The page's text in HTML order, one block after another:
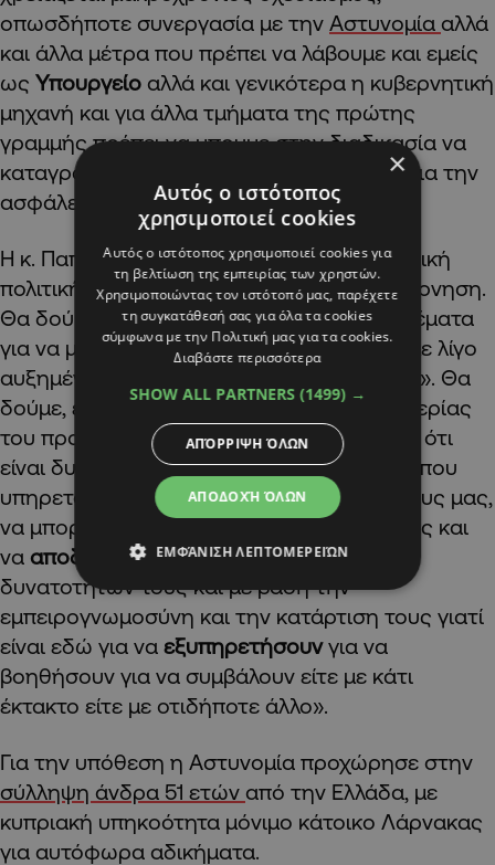
οπωσδήποτε συνεργασία με την Αστυνομία αλλά
και άλλα μέτρα που πρέπει να λάβουμε και εμείς
ως Υπουργείο αλλά και γενικότερα η κυβερνητική
μηχανή και για άλλα τμήματα της πρώτης
γραμμής πρέπει να μπουμε στην διαδικασία να
καταγραφεί ένας συνολικός σχεδιασμός για την
ασφάλεια του προσωπικού», πρόσθεσε.
Η κ. Παπαέλληνασημείωσεπως «η κοινωνική
πολιτική είναι προτεραιότητα για την κυβέρνηση.
Θα δούμε όπως είπαμε συνολικά όλα τα θέματα
για να μην λύσουμε αποσπασματικά κάτι με λίγο
αυξημένες για παράδειγμα ώρες φύλαξης». Θα
δούμε, είπε, «το θέμα ασφάλειας και ευημερίας
του προσωπικού συνολικά και θα κάνουμε ότι
είναι δυνατό για να μπορούν οι άνθρωποι που
υπηρετούν καθημερινά τους συνανθρώπους μας,
να μπορούν να έρχονται στην δουλειά τους και
να αποδίδουνμε βάση το μέγιστο των
δυνατοτήτων τους και με βάση την
εμπειρογνωμοσύνη και την κατάρτιση τους γιατί
είναι εδώ για να εξυπηρετήσουνγια να
βοηθήσουν για να συμβάλουν είτε με κάτι
έκτακτο είτε με οτιδήποτε άλλο».
Για την υπόθεση η Αστυνομία προχώρησε στην
σύλληψη άνδρα 51 ετών από την Ελλάδα, με
κυπριακή υπηκοότητα μόνιμο κάτοικο Λάρνακας
για αυτόφωρα αδικήματα.
×
Αυτός ο ιστότοπος
χρησιμοποιεί cookies
Αυτός ο ιστότοπος χρησιμοποιεί cookies για
τη βελτίωση της εμπειρίας των χρηστών.
Χρησιμοποιώντας τον ιστότοπό μας, παρέχετε
τη συγκατάθεσή σας για όλα τα cookies
σύμφωνα με την Πολιτική μας για τα cookies.
Διαβάστε περισσότερα
SHOW ALL PARTNERS (1499) →
ΑΠΟΔΟΧΉ ΌΛΩΝ
ΑΠΌΡΡΙΨΗ ΌΛΩΝ
ΕΜΦΆΝΙΣΗ ΛΕΠΤΟΜΕΡΕΙΏΝ